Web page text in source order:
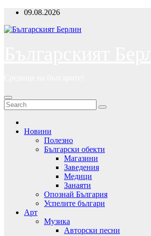
Skip
content
09.08.2026
Новини
Полезно
Български обекти
Магазини
Заведения
Медици
Занаяти
Опознай България
Успелите българи
Арт
Музика
Авторски песни